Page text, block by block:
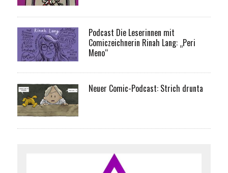
Podcast Die Leserinnen mit
Comiczeichnerin Rinah Lang: „Peri
Meno“
Neuer Comic-Podcast: Strich drunta